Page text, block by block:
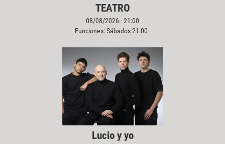
TEATRO
08/08/2026 - 21:00
Funciones: Sábados 21:00
Lucio y yo